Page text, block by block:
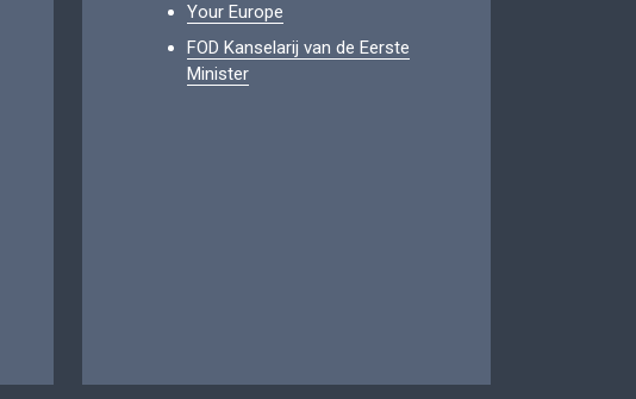
Your Europe
FOD Kanselarij van de Eerste
Minister